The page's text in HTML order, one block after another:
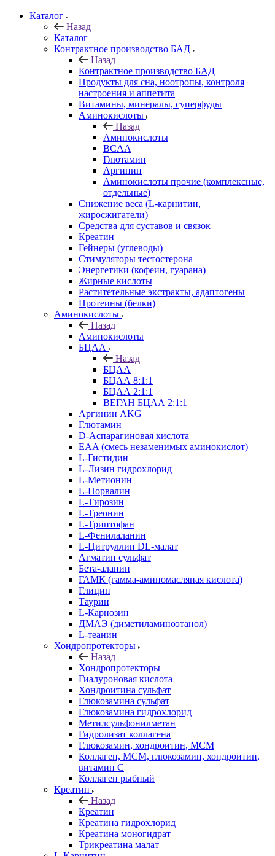
Каталог
Назад
Каталог
Контрактное производство БАД
Назад
Контрактное производство БАД
Продукты для сна, ноотропы, контроля
настроения и аппетита
Витамины, минералы, суперфуды
Аминокислоты
Назад
Аминокислоты
BCAA
Глютамин
Аргинин
Аминокислоты прочие (комплексные,
отдельные)
Снижение веса (L-карнитин,
жиросжигатели)
Средства для суставов и связок
Креатин
Гейнеры (углеводы)
Стимуляторы тестостерона
Энергетики (кофеин, гуарана)
Жирные кислоты
Раститетельные экстракты, адаптогены
Протеины (белки)
Аминокислоты
Назад
Аминокислоты
БЦАА
Назад
БЦАА
БЦАА 8:1:1
БЦАА 2:1:1
ВЕГАН БЦАА 2:1:1
Аргинин AKG
Глютамин
D-Аспарагиновая кислота
EAA (смесь незаменимых аминокислот)
L-Гистидин
L-Лизин гидрохлорид
L-Метионин
L-Норвалин
L-Тирозин
L-Треонин
L-Триптофан
L-Фенилаланин
L-Цитруллин DL-малат
Агматин cульфат
Бета-аланин
ГАМК (гамма-аминомасляная кислота)
Глицин
Таурин
L-Карнозин
ДМАЭ (диметиламиноэтанол)
L-теанин
Хондропротекторы
Назад
Хондропротекторы
Гиалуроновая кислота
Хондроитина сульфат
Глюкозамина сульфат
Глюкозамина гидрохлорид
Метилсульфонилметан
Гидролизат коллагена
Глюкозамин, хондроитин, МСМ
Коллаген, МСМ, глюкозамин, хондроитин,
витамин С
Коллаген рыбный
Креатин
Назад
Креатин
Креатина гидрохлорид
Креатина моногидрат
Трикреатина малат